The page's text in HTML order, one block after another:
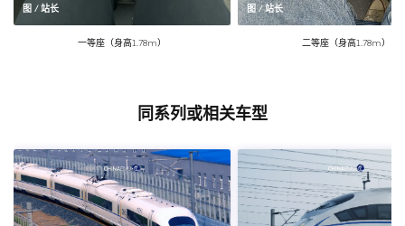
图 / 站长
一等座（身高1.78m）
图 / 站长
二等座（身高1.78m）
同系列或相关车型